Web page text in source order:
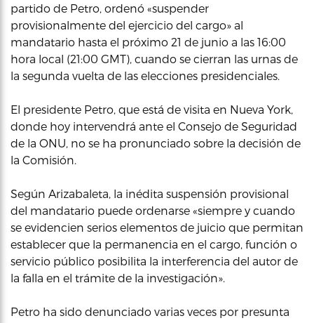
partido de Petro, ordenó «suspender
provisionalmente del ejercicio del cargo» al
mandatario hasta el próximo 21 de junio a las 16:00
hora local (21:00 GMT), cuando se cierran las urnas de
la segunda vuelta de las elecciones presidenciales.
El presidente Petro, que está de visita en Nueva York,
donde hoy intervendrá ante el Consejo de Seguridad
de la ONU, no se ha pronunciado sobre la decisión de
la Comisión.
Según Arizabaleta, la inédita suspensión provisional
del mandatario puede ordenarse «siempre y cuando
se evidencien serios elementos de juicio que permitan
establecer que la permanencia en el cargo, función o
servicio público posibilita la interferencia del autor de
la falla en el trámite de la investigación».
Petro ha sido denunciado varias veces por presunta